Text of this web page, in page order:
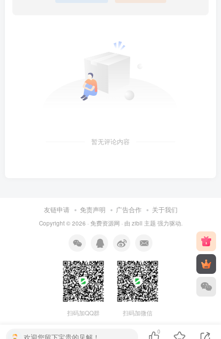
暂无评论内容
友链申请 免责声明 广告合作 关于我们
Copyright © 2026 · 免费资源网 · 由 zibll 主题 强力驱动.
扫码加QQ群 扫码加微信
欢迎您留下宝贵的见解！
0